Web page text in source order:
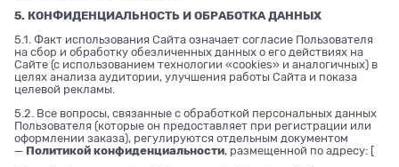
5. КОНФИДЕНЦИАЛЬНОСТЬ И ОБРАБОТКА ДАННЫХ
5.1. Факт использования Сайта означает согласие Пользователя
на сбор и обработку обезличенных данных о его действиях на
Сайте (с использованием технологии «cookies» и аналогичных) в
целях анализа аудитории, улучшения работы Сайта и показа
целевой рекламы.
5.2. Все вопросы, связанные с обработкой персональных данных
Пользователя (которые он предоставляет при регистрации или
оформлении заказа), регулируются отдельным документом
— Политикой конфиденциальности, размещенной по адресу: [